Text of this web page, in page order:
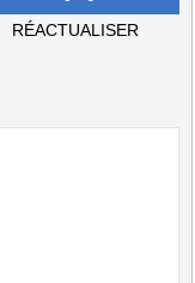
RÉACTUALISER